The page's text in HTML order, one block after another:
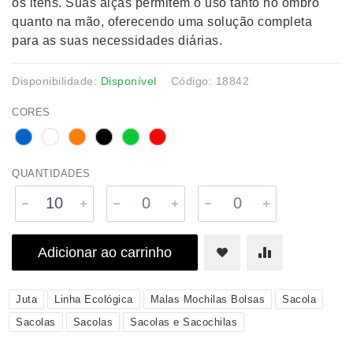
os itens. Suas alças permitem o uso tanto no ombro
quanto na mão, oferecendo uma solução completa
para as suas necessidades diárias.
Disponibilidade: Disponível Código: 18842
CORES
QUANTIDADES
Adicionar ao carrinho
Juta Linha Ecológica Malas Mochilas Bolsas
Sacola
Sacolas
Sacolas Sacolas e Sacochilas